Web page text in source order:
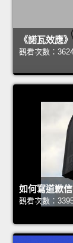
《諾瓦效應
觀看次數：
如何寫道歉信
觀看次數：